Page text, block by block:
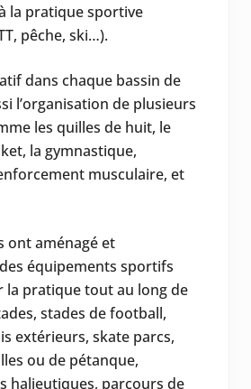
la pratique sportive
pêche, ski…).
dans chaque bassin de
l’organisation de plusieurs
les quilles de huit, le
la gymnastique,
musculaire, et
ont aménagé et
équipements sportifs
pratique tout au long de
stades de football,
extérieurs, skate parcs,
ou de pétanque,
halieutiques, parcours de